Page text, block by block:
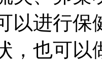
以进行保
，也可以